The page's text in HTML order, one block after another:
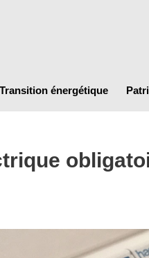
Transition énergétique